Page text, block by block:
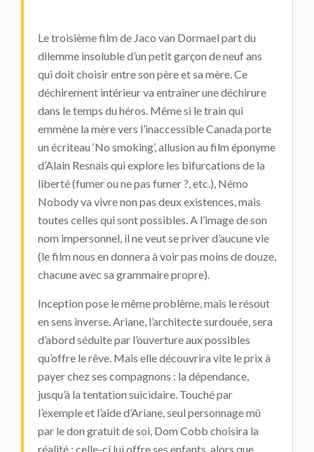
Le troisième film de Jaco van Dormael part du
dilemme insoluble d’un petit garçon de neuf ans
qui doit choisir entre son père et sa mère. Ce
déchirement intérieur va entraîner une déchirure
dans le temps du héros. Même si le train qui
emmène la mère vers l’inaccessible Canada porte
un écriteau ‘No smoking’, allusion au film éponyme
d’Alain Resnais qui explore les bifurcations de la
liberté (fumer ou ne pas fumer ?, etc.), Némo
Nobody va vivre non pas deux existences, mais
toutes celles qui sont possibles. A l’image de son
nom impersonnel, il ne veut se priver d’aucune vie
(le film nous en donnera à voir pas moins de douze,
chacune avec sa grammaire propre).
Inception pose le même problème, mais le résout
en sens inverse. Ariane, l’architecte surdouée, sera
d’abord séduite par l’ouverture aux possibles
qu’offre le rêve. Mais elle découvrira vite le prix à
payer chez ses compagnons : la dépendance,
jusqu’à la tentation suicidaire. Touché par
l’exemple et l’aide d’Ariane, seul personnage mû
par le don gratuit de soi, Dom Cobb choisira la
réalité : celle-ci lui offre ses enfants, alors que